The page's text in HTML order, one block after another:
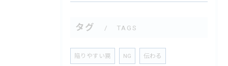
タグ TAGS
陥りやすい罠 NG 伝わる